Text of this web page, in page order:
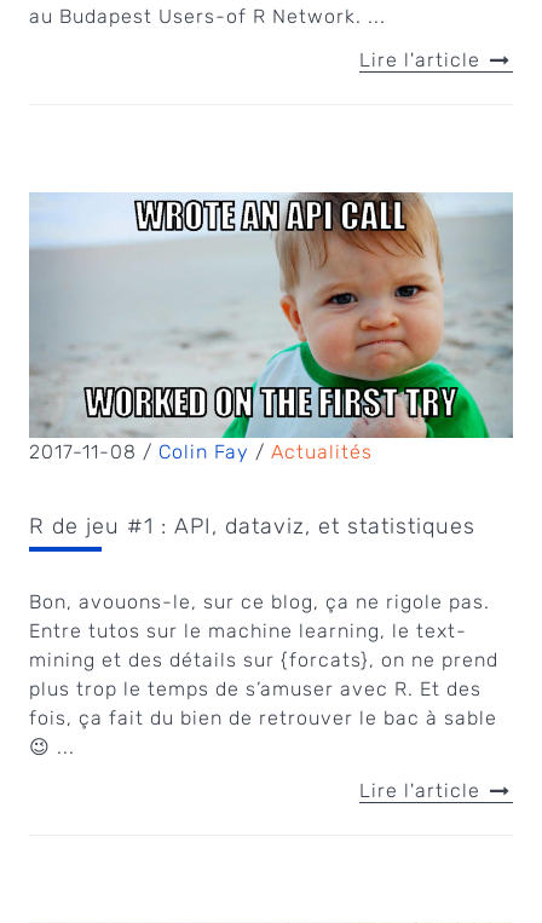
au Budapest Users-of R Network. ...
Lire l'article
2017-11-08 / Colin Fay / Actualités
R de jeu #1 : API, dataviz, et statistiques
Bon, avouons-le, sur ce blog, ça ne rigole pas.
Entre tutos sur le machine learning, le text-
mining et des détails sur {forcats}, on ne prend
plus trop le temps de s’amuser avec R. Et des
fois, ça fait du bien de retrouver le bac à sable
😉 ...
Lire l'article